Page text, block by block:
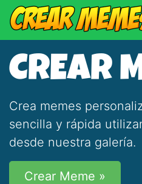
CREAR
Crea memes
sencilla y rápida
desde nuestra galería.
Crear Meme »